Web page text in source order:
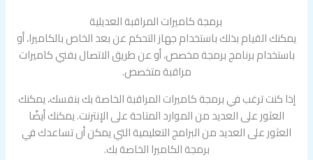
برمجة كاميرات المراقبة العديلية
يمكنك القيام بذلك باستخدام جهاز التحكم عن بعد الخاص بالكاميرا، أو
باستخدام برنامج برمجة مخصص، أو عن طريق الاتصال بفني كاميرات
مراقبة متخصص.
إذا كنت ترغب في برمجة كاميرات المراقبة الخاصة بك بنفسك، يمكنك
العثور على العديد من الموارد المتاحة على الإنترنت. يمكنك أيضًا
العثور على العديد من البرامج التعليمية التي يمكن أن تساعدك في
برمجة الكاميرا الخاصة بك.